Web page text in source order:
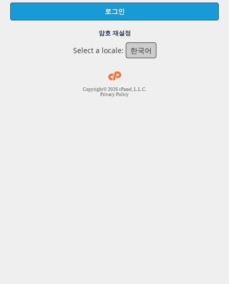
로그인
암호 재설정
Select a locale: 한국어
Copyright© 2026 cPanel, L.L.C.
Privacy Policy